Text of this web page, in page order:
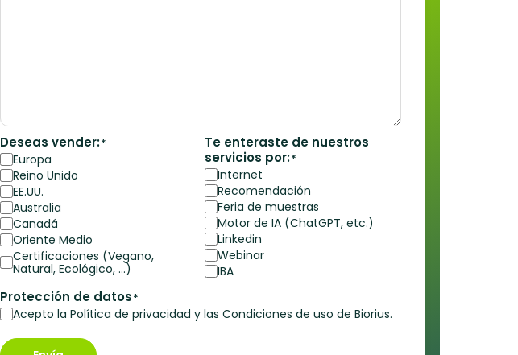
Deseas vender:*
Europa
Reino Unido
EE.UU.
Australia
Canadá
Oriente Medio
Certificaciones (Vegano,
Natural, Ecológico, ...)
Te enteraste de nuestros
servicios por:*
Internet
Recomendación
Feria de muestras
Motor de IA (ChatGPT, etc.)
Linkedin
Webinar
IBA
Protección de datos*
Acepto la Política de privacidad y las Condiciones de uso de Biorius.